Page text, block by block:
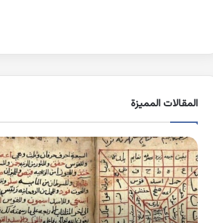
المقالات المميزة
اسماء
الجن
في
كتاب
شمس
المعارف